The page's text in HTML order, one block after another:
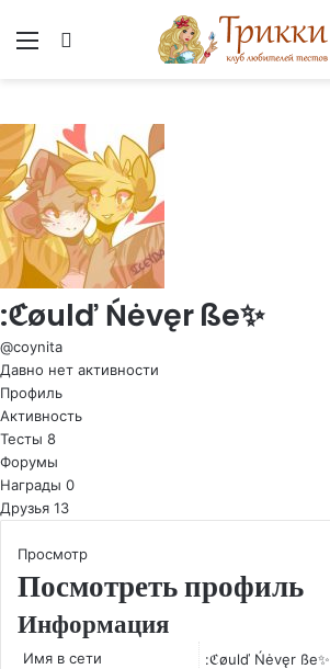
Меню
:ℭøulď Ńėvęr ße✨
@coynita
Давно нет активности
Профиль
Активность
Тесты 8
Форумы
Награды 0
Друзья 13
Просмотр
Посмотреть профиль
Информация
Имя в сети :ℭøulď Ńėvęr ße✨